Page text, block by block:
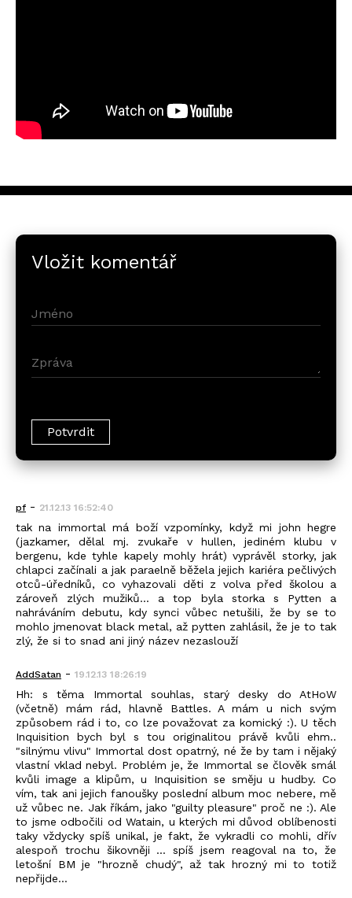
Vložit komentář
pf - 21.12.13 16:52:40
tak na immortal má boží vzpomínky, když mi john hegre
(jazkamer, dělal mj. zvukaře v hullen, jediném klubu v
bergenu, kde tyhle kapely mohly hrát) vyprávěl storky, jak
chlapci začínali a jak paraelně běžela jejich kariéra pečlivých
otců-úředníků, co vyhazovali děti z volva před školou a
zároveň zlých mužiků... a top byla storka s Pytten a
nahráváním debutu, kdy synci vůbec netušili, že by se to
mohlo jmenovat black metal, až pytten zahlásil, že je to tak
zlý, že si to snad ani jiný název nezaslouží
AddSatan - 19.12.13 18:26:19
Hh: s těma Immortal souhlas, starý desky do AtHoW
(včetně) mám rád, hlavně Battles. A mám u nich svým
způsobem rád i to, co lze považovat za komický :). U těch
Inquisition bych byl s tou originalitou právě kvůli ehm..
"silnýmu vlivu" Immortal dost opatrný, né že by tam i nějaký
vlastní vklad nebyl. Problém je, že Immortal se člověk smál
kvůli image a klipům, u Inquisition se směju u hudby. Co
vím, tak ani jejich fanoušky poslední album moc nebere, mě
už vůbec ne. Jak říkám, jako "guilty pleasure" proč ne :). Ale
to jsme odbočili od Watain, u kterých mi důvod oblíbenosti
taky vždycky spíš unikal, je fakt, že vykradli co mohli, dřív
alespoň trochu šikovněji ... spíš jsem reagoval na to, že
letošní BM je "hrozně chudý", až tak hrozný mi to totiž
nepřijde...